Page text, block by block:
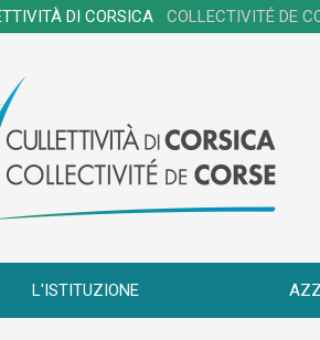
DI CORSICA COLLECTIVITÉ DE
L'ISTITUZIONE